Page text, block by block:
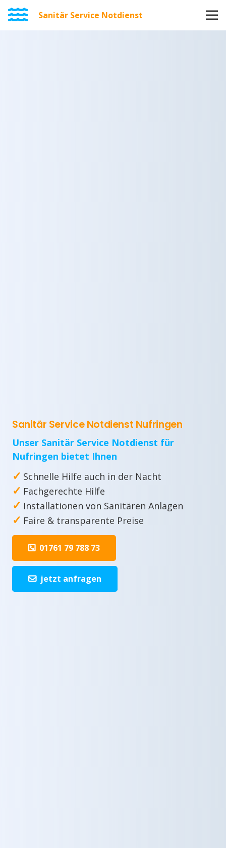
Sanitär Service Notdienst
Sanitär Service Notdienst Nufringen
Unser Sanitär Service Notdienst für
Nufringen bietet Ihnen
✓ Schnelle Hilfe auch in der Nacht
✓ Fachgerechte Hilfe
✓ Installationen von Sanitären Anlagen
✓ Faire & transparente Preise
01761 79 788 73
jetzt anfragen